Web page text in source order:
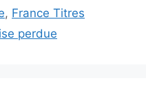
, France Titres
perdue